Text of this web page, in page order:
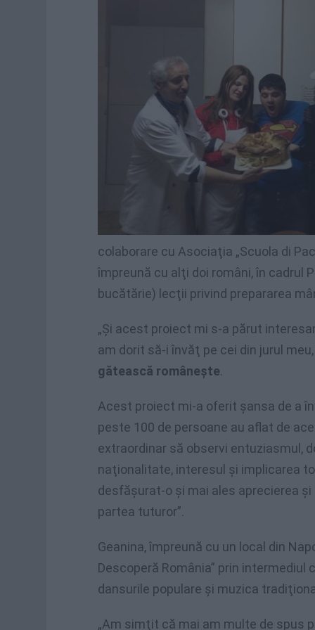
colaborare cu Asociaţia „Scuola di
împreună cu alţi doi români, în cadrul
bucătărie) lecţii privind prepararea
„Şi acest proiect mi s-a părut
am dorit să-i învăţ pe cei din jurul
gătească româneşte.
Acest proiect mi-a oferit şansa de a
peste 100 de persoane au aflat de
extraordinar să observi entuziasmul,
naţionalitate, interesul şi implicarea
desfăşurat-o şi mai ales aprecierea
partea tuturor”.
Geanina, împreună cu un local din
Descoperă România” prin
dansurile populare şi muzica
„Am simţit că mai am multe de spus